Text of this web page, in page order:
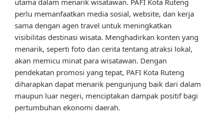
perlu memanfaatkan media sosial, website, dan kerja
sama dengan agen travel untuk meningkatkan
visibilitas destinasi wisata. Menghadirkan konten yang
menarik, seperti foto dan cerita tentang atraksi lokal,
akan memicu minat para wisatawan. Dengan
pendekatan promosi yang tepat, PAFI Kota Ruteng
diharapkan dapat menarik pengunjung baik dari dalam
maupun luar negeri, menciptakan dampak positif bagi
pertumbuhan ekonomi daerah.